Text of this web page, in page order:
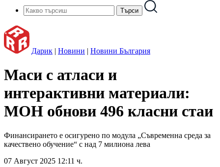
Дарик | Новини | Новини България
Маси с атласи и
интерактивни материали:
МОН обнови 496 класни стаи
Финансирането е осигурено по модула „Съвременна среда за
качествено обучение“ с над 7 милиона лева
07 Август 2025 12:11 ч.